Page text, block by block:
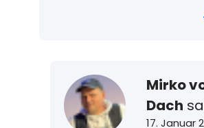
Mirko
Dach
17. Januar